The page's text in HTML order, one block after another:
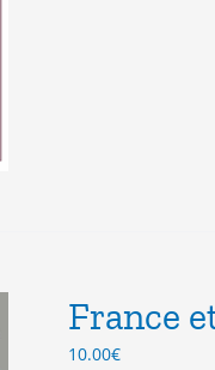
France
10.00€